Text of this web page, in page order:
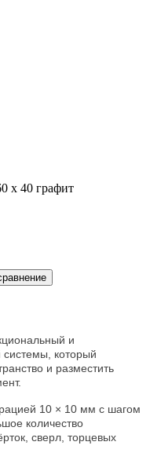
х 40 графит
и
который
и разместить
10 × 10 мм с шагом
количество
сверл, торцевых